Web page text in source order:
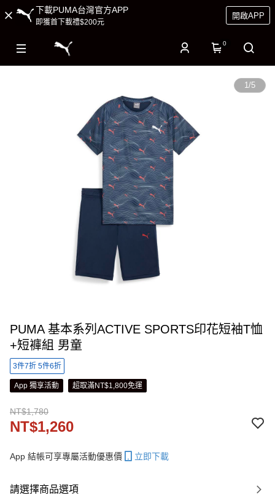
下載PUMA台灣官方APP
即獲首下載禮$200元
開啟APP
0
1/5
PUMA 基本系列ACTIVE SPORTS印花短袖T恤
+短褲組 男童
3件7折 5件6折
App 獨享活動 超取滿NT$1,800免運
NT$1,780
NT$1,260
App 結帳可享專屬活動優惠價 立即下載
請選擇商品選項